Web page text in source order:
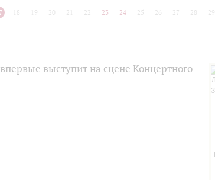
18 19 20 21 22 23 24 25 26 27 28 29
выступит на сцене Концертного